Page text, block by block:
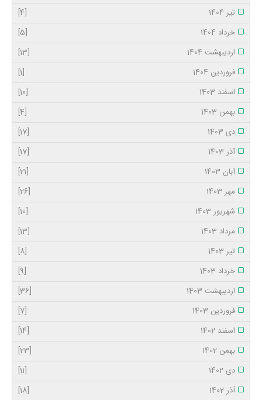
تیر 1404
[4]
خرداد 1404
[5]
اردیبهشت 1404
[13]
فروردین 1404
[1]
اسفند 1403
[10]
بهمن 1403
[4]
دی 1403
[17]
آذر 1403
[17]
آبان 1403
[21]
مهر 1403
[26]
شهریور 1403
[10]
مرداد 1403
[13]
تیر 1403
[8]
خرداد 1403
[9]
اردیبهشت 1403
[36]
فروردین 1403
[7]
اسفند 1402
[14]
بهمن 1402
[23]
دی 1402
[11]
آذر 1402
[18]